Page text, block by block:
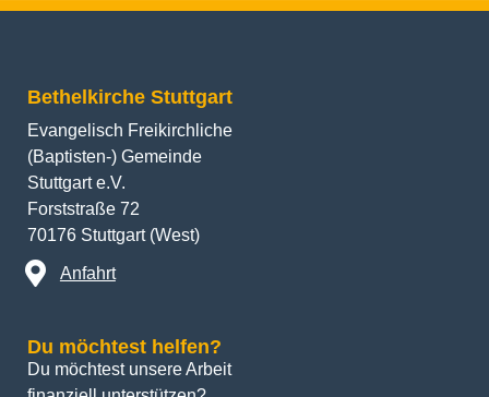
Bethelkirche Stuttgart
Evangelisch Freikirchliche
(Baptisten-) Gemeinde
Stuttgart e.V.
Forststraße 72
70176 Stuttgart (West)
Anfahrt
Du möchtest helfen?
Du möchtest unsere Arbeit